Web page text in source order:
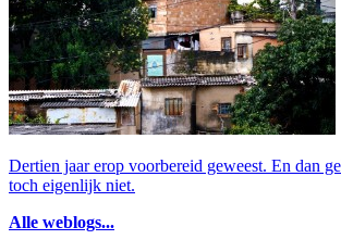
Dertien jaar erop voorbereid geweest. En dan
toch eigenlijk niet.
Alle weblogs...